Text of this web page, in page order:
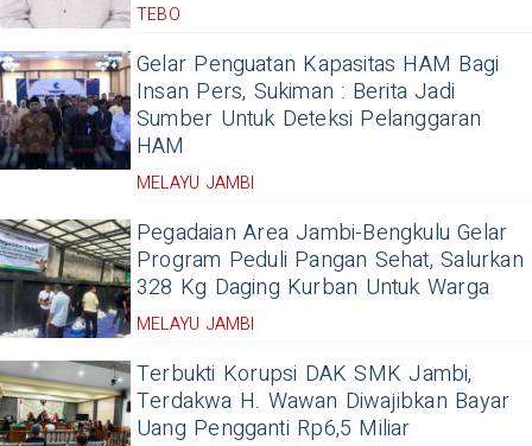
TEBO
Gelar Penguatan Kapasitas HAM Bagi
Insan Pers, Sukiman : Berita Jadi
Sumber Untuk Deteksi Pelanggaran
HAM
MELAYU JAMBI
Pegadaian Area Jambi-Bengkulu Gelar
Program Peduli Pangan Sehat, Salurkan
328 Kg Daging Kurban Untuk Warga
MELAYU JAMBI
Terbukti Korupsi DAK SMK Jambi,
Terdakwa H. Wawan Diwajibkan Bayar
Uang Pengganti Rp6,5 Miliar